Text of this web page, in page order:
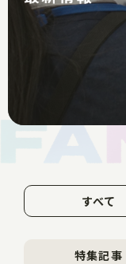
すべて
特集記事